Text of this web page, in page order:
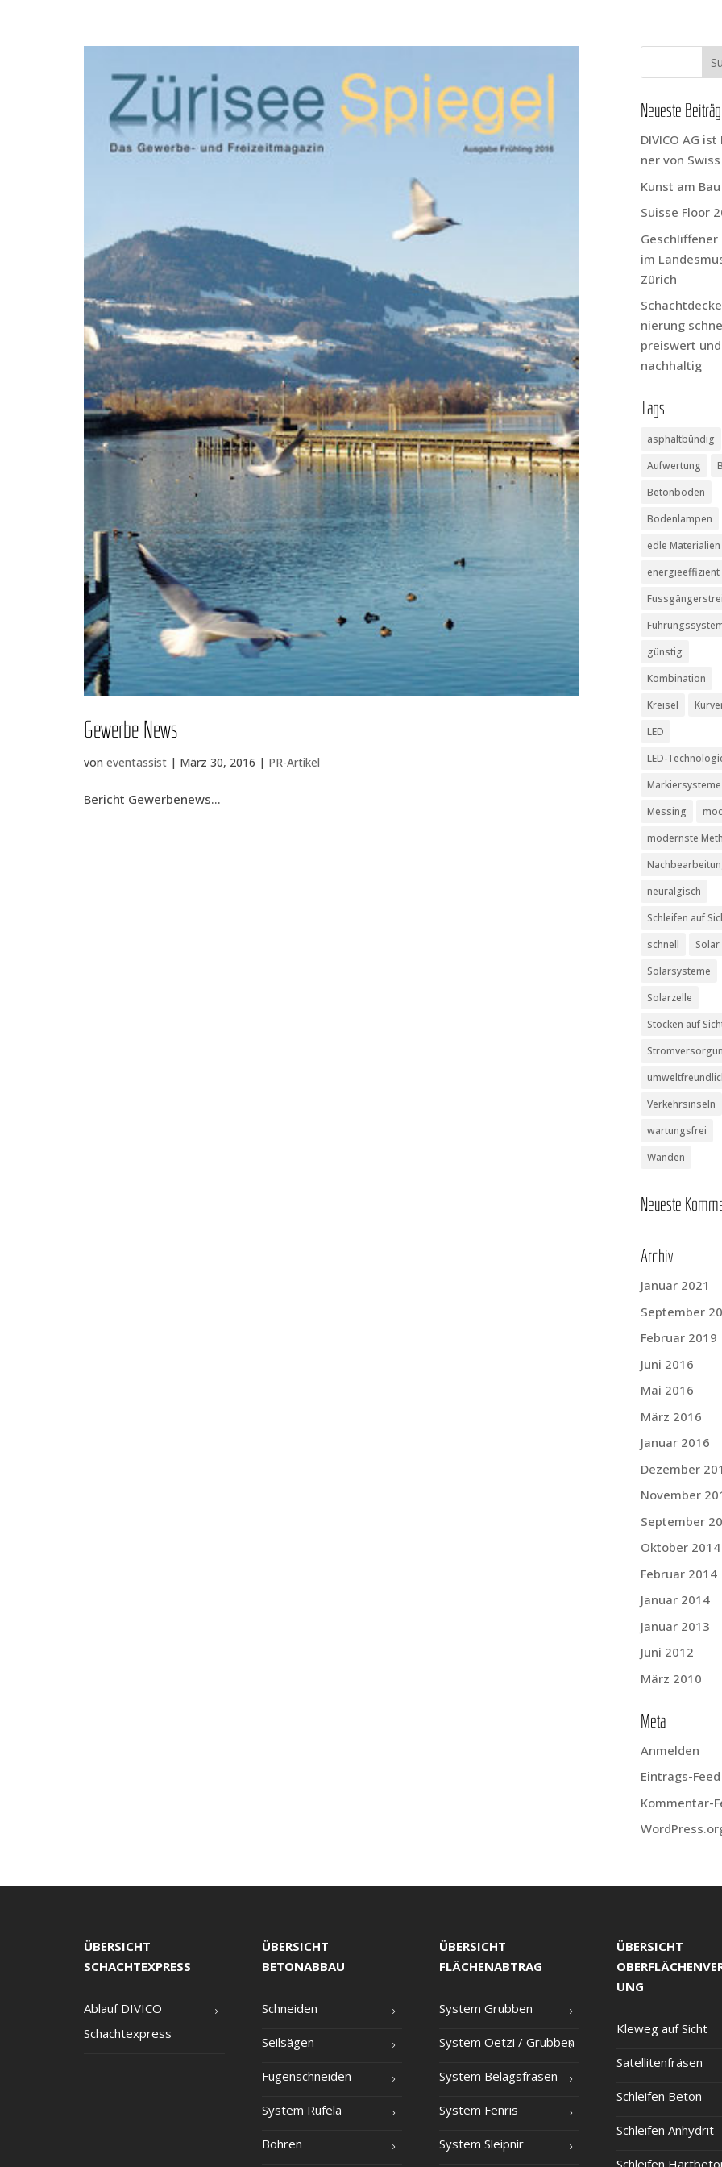
Gewer­be News
voneventassist | März 30, 2016 | PR-Artikel
Bericht Gewer­be­news...
Neu­es­te
DIVICO AG
ner von
Kunst am Bau
Suis­se Flo­or
Geschlif­fe­ner
im
Zürich
nie­rung
preis­wert und
nachhaltig
Tags
asphaltbündig
Aufwertung
Betonböden
Bodenlampen
edle Materialien
energieeffizient
günstig
Kombination
Kreisel
LED
LED-
Markiersysteme
Messing
modernste
neuralgisch
Schleifen auf
schnell
Solar
Solarsysteme
Solarzelle
Stocken auf
Verkehrsinseln
wartungsfrei
Wänden
Neu­es­te
Archiv
Januar 2021
September
Februar 2019
Juni 2016
Mai 2016
März 2016
Januar 2016
Dezember
November
September
Oktober 2014
Februar 2014
Januar 2014
Januar 2013
Juni 2012
März 2010
Meta
Anmelden
Eintrags-Feed
Kommentar-
ÜBERSICHT
SCHACHTEXPRESS
Ablauf DIVICO
Schachtexpress
ÜBERSICHT
BETONABBAU
Schnei­den
Seil­sä­gen
Fugen­schnei­den
Sys­tem Rufela
Boh­ren
ÜBERSICHT
FLÄCHENABTRAG
Sys­tem Grubben
Sys­tem Oet­zi /​ Grub­ben
Sys­tem Belagsfräsen
Sys­tem Fenris
Sys­tem Sleipnir
ÜBERSICHT
UNG
Kle­weg auf Sicht
Satel­li­ten­frä­sen
Schlei­fen Beton
Schlei­fen Anhydrit
Schlei­fen